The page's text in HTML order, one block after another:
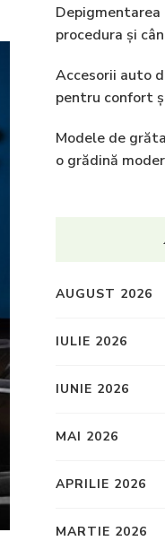
Depigmentarea
procedura și
Accesorii auto
pentru confort
Modele de
o grădină
AUGUST 2026
IULIE 2026
IUNIE 2026
MAI 2026
APRILIE 2026
MARTIE 2026